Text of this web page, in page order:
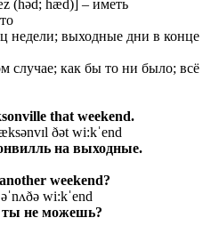
(həd; hæd)] – иметь
недели; выходные дни в конце
случае; как бы то ни было; всё
that weekend.
ðət wi:kˈend
на выходные.
weekend?
wi:kˈend
ты не можешь?